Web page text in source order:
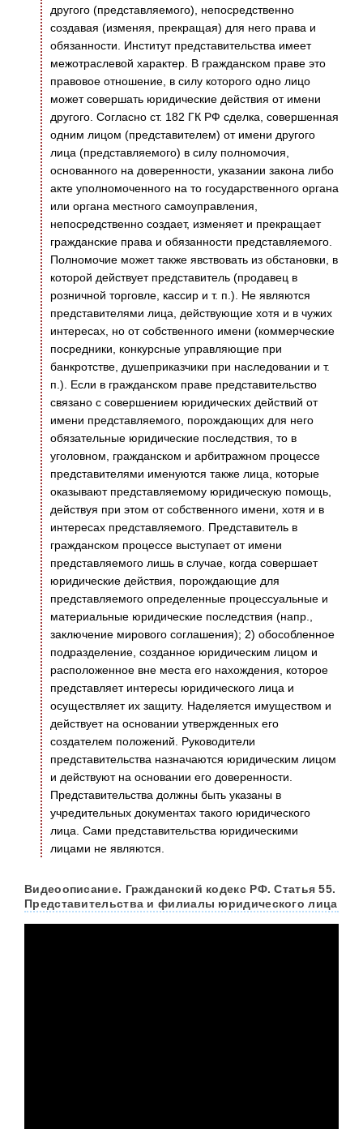
другого (представляемого), непосредственно
создавая (изменяя, прекращая) для него права и
обязанности. Институт представительства имеет
межотраслевой характер. В гражданском праве это
правовое отношение, в силу которого одно лицо
может совершать юридические действия от имени
другого. Согласно ст. 182 ГК РФ сделка, совершенная
одним лицом (представителем) от имени другого
лица (представляемого) в силу полномочия,
основанного на доверенности, указании закона либо
акте уполномоченного на то государственного органа
или органа местного самоуправления,
непосредственно создает, изменяет и прекращает
гражданские права и обязанности представляемого.
Полномочие может также явствовать из обстановки, в
которой действует представитель (продавец в
розничной торговле, кассир и т. п.). Не являются
представителями лица, действующие хотя и в чужих
интересах, но от собственного имени (коммерческие
посредники, конкурсные управляющие при
банкротстве, душеприказчики при наследовании и т.
п.). Если в гражданском праве представительство
связано с совершением юридических действий от
имени представляемого, порождающих для него
обязательные юридические последствия, то в
уголовном, гражданском и арбитражном процессе
представителями именуются также лица, которые
оказывают представляемому юридическую помощь,
действуя при этом от собственного имени, хотя и в
интересах представляемого. Представитель в
гражданском процессе выступает от имени
представляемого лишь в случае, когда совершает
юридические действия, порождающие для
представляемого определенные процессуальные и
материальные юридические последствия (напр.,
заключение мирового соглашения); 2) обособленное
подразделение, созданное юридическим лицом и
расположенное вне места его нахождения, которое
представляет интересы юридического лица и
осуществляет их защиту. Наделяется имуществом и
действует на основании утвержденных его
создателем положений. Руководители
представительства назначаются юридическим лицом
и действуют на основании его доверенности.
Представительства должны быть указаны в
учредительных документах такого юридического
лица. Сами представительства юридическими
лицами не являются.
Видеоописание. Гражданский кодекс РФ. Статья 55.
Представительства и филиалы юридического лица